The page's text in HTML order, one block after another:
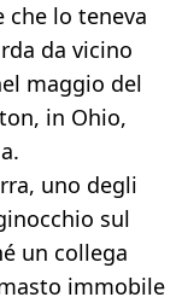
che lo teneva
da vicino
maggio del
in Ohio,
uno degli
sul
un collega
immobile